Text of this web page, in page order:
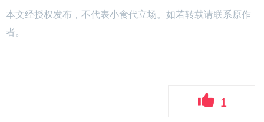
本文经授权发布，不代表小食代立场。如若转载请联系原作
者。
1